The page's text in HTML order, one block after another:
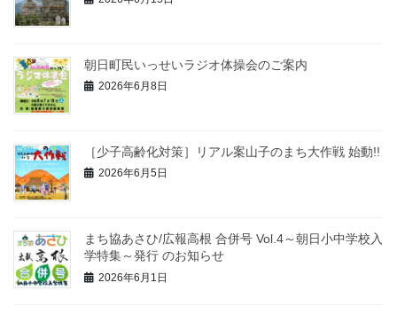
朝日町民いっせいラジオ体操会のご案内
2026年6月8日
［少子高齢化対策］リアル案山子のまち大作戦 始動!!
2026年6月5日
まち協あさひ/広報高根 合併号 Vol.4～朝日小中学校入
学特集～発行 のお知らせ
2026年6月1日